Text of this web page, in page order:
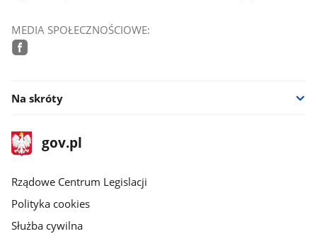
MEDIA SPOŁECZNOŚCIOWE:
Na skróty
stopka
gov.plStrona
gov.pl
Rządowe Centrum Legislacji
Polityka cookies
Służba cywilna